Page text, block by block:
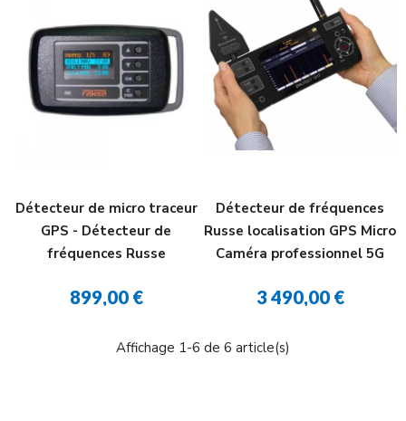
Détecteur de micro traceur
GPS - Détecteur de
fréquences Russe
899,00 €
Détecteur de fréquences
Russe localisation GPS Micro
Caméra professionnel 5G
3 490,00 €
Affichage 1-6 de 6 article(s)